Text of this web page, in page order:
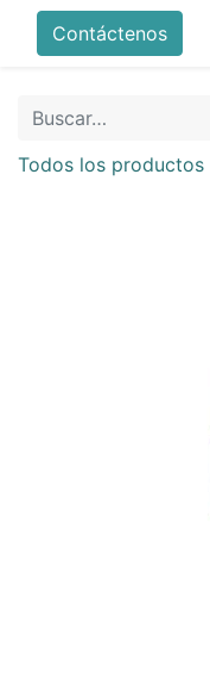
Contáctenos
Todos los productos